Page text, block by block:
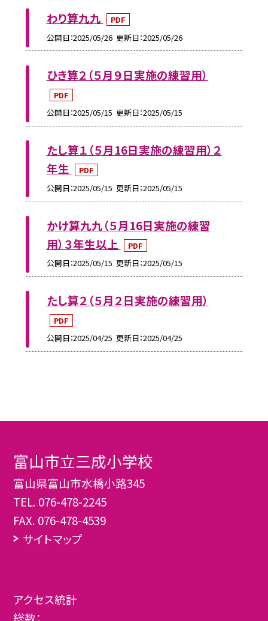
わり算九九
PDF
公開日 2025/05/26 更新日 2025/05/26
ひき算２（５月９日実施の練習用）
PDF
公開日 2025/05/15 更新日 2025/05/15
たし算１（５月16日実施の練習用）２
年生
PDF
公開日 2025/05/15 更新日 2025/05/15
かけ算九九（５月16日実施の練習
用）３年生以上
PDF
公開日 2025/05/15 更新日 2025/05/15
たし算２（５月２日実施の練習用）
PDF
公開日 2025/04/25 更新日 2025/04/25
富山市立三成小学校
富山県富山市水橋小路345
TEL. 076-478-2245
FAX. 076-478-4539
サイトマップ
アクセス統計
総数：